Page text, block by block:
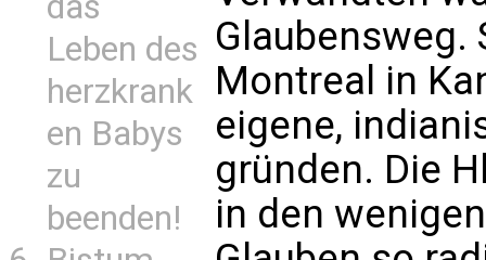
Leben des
herzkrank
en Babys
zu
beenden!
Glaubensweg.
Montreal in
eigene,
gründen. Die
in den